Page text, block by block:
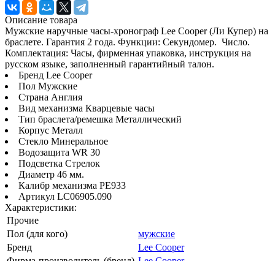
Описание товара
Мужские наручные часы-хронограф Lee Cooper (Ли Купер) на
браслете. Гарантия 2 года. Функции: Секундомер. Число.
Комплектация: Часы, фирменная упаковка, инструкция на
русском языке, заполненный гарантийный талон.
Бренд Lee Cooper
Пол Мужские
Страна Англия
Вид механизма Кварцевые часы
Тип браслета/ремешка Металлический
Корпус Металл
Стекло Минеральное
Водозащита WR 30
Подсветка Стрелок
Диаметр 46 мм.
Калибр механизма PE933
Артикул LC06905.090
Характеристики:
Прочие
Пол (для кого)
мужские
Бренд
Lee Cooper